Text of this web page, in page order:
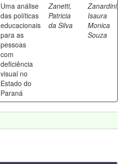
Uma análise
das políticas
educacionais
para as
pessoas
com
deficiência
visual no
Estado do
Paraná
Zanetti,
Patricia
da Silva
Zanardini,
Isaura
Monica
Souza